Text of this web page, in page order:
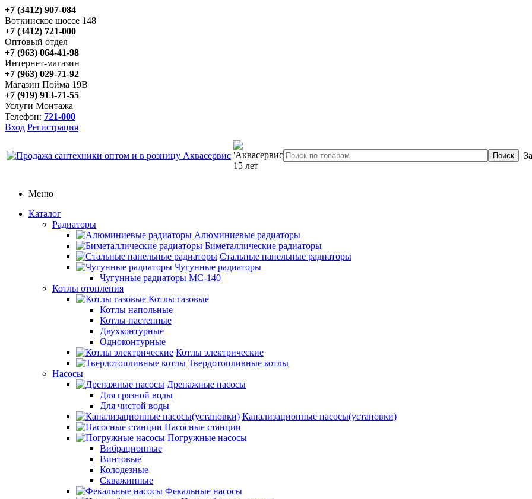
+7 (3412) 907-084
Воткинское шоссе 148
+7 (3412) 721-000
Оптовый отдел
+7 (963) 064-41-98
Интернет-магазин
+7 (963) 029-71-92
Магазин Пойма 19В
+7 (919) 913-71-55
Услуги Монтажа
Телефон: 721-000
Вход Регистрация
Меню
Каталог
Радиаторы
Алюминиевые радиаторы
Биметаллические радиаторы
Стальные панельные радиаторы
Чугунные радиаторы
Чугунные радиаторы МС-140
Котлы отопления
Котлы газовые
Котлы напольные
Котлы настенные
Двухконтурные
Одноконтурные
Котлы электрические
Твердотопливные котлы
Насосы
Дренажные насосы
Для грязной воды
Для чистой воды
Канализационные насосы(установки)
Насосные станции
Погружные насосы
Вибрационные
Винтовые
Колодезные
Скважинные
Фекальные насосы